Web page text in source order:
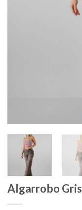
Algarrobo Gris